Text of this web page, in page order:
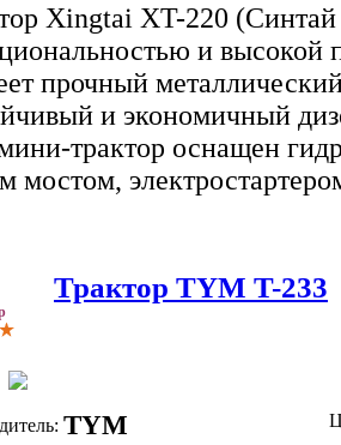
Xingtai XT-220 (Синтай
и высокой
прочный
и экономичный
трактор оснащен
мостом,
Трактор TYM T-233
TYM